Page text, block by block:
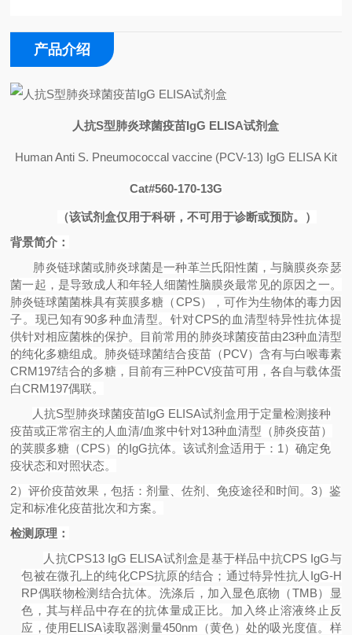
产品介绍
人抗S型肺炎球菌疫苗IgG ELISA试剂盒
Human Anti S. Pneumococcal vaccine (PCV-13) IgG ELISA Kit
Cat#560-170-13G
（该试剂盒仅用于科研，不可用于诊断或预防。）
背景简介：
肺炎链球菌或肺炎球菌是一种革兰氏阳性菌，与脑膜炎奈瑟
菌一起，是导致成人和年轻人细菌性脑膜炎最常见的原因之一。
肺炎链球菌菌株具有荚膜多糖（CPS），可作为生物体的毒力因
子。现已知有90多种血清型。针对CPS的血清型特异性抗体提
供针对相应菌株的保护。目前常用的肺炎球菌疫苗由23种血清型
的纯化多糖组成。肺炎链球菌结合疫苗（PCV）含有与白喉毒素
CRM197结合的多糖，目前有三种PCV疫苗可用，各自与载体蛋
白CRM197偶联。
人抗S型肺炎球菌疫苗IgG ELISA试剂盒用于定量检测接种
疫苗或正常宿主的人血清/血浆中针对13种血清型（肺炎疫苗）
的荚膜多糖（CPS）的IgG抗体。该试剂盒适用于： 1 ）确定免
疫状态和对照状态。
2）评价疫苗效果，包括：剂量、佐剂、免疫途径和时间。3）鉴
定和标准化疫苗批次和方案。
检测原理：
人抗CPS13 IgG ELISA试剂盒是基于样品中抗CPS IgG与
包被在微孔上的纯化CPS抗原的结合；通过特异性抗人 IgG-H
RP偶联物检测结合抗体。洗涤后，加入显色底物（TMB）显
色，其与样品中存在的抗体量成正比。加入终止溶液终止反
应，使用ELISA读取器测量450nm （黄色）处的吸光度值。样